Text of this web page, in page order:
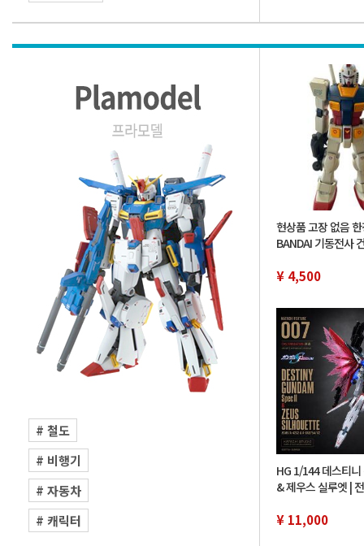
# 철도
# 비행기
# 자동차
# 캐릭터
현상품 고장 없음
BANDAI 기동전사
cm 아이치현 직접
¥ 4,500
HG 1/144 데스티
& 제우스 실루엣 |
¥ 11,000